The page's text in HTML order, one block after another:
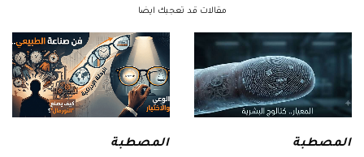
مقالات قد تعجبك ايضا
المصطبة المصطبة